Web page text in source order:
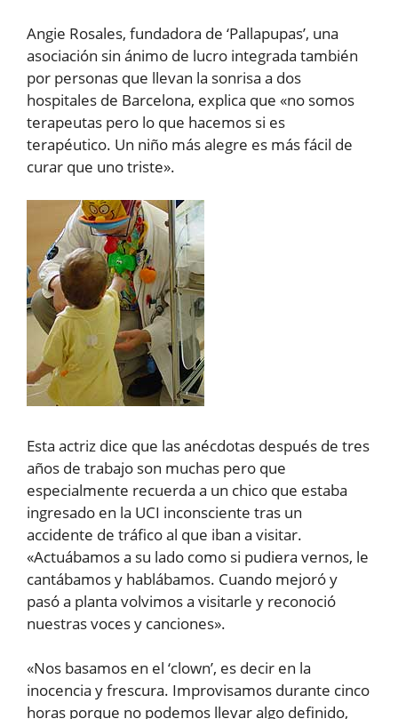
Angie Rosales, fundadora de ‘Pallapupas’, una
asociación sin ánimo de lucro integrada también
por personas que llevan la sonrisa a dos
hospitales de Barcelona, explica que «no somos
terapeutas pero lo que hacemos si es
terapéutico. Un niño más alegre es más fácil de
curar que uno triste».
Esta actriz dice que las anécdotas después de tres
años de trabajo son muchas pero que
especialmente recuerda a un chico que estaba
ingresado en la UCI inconsciente tras un
accidente de tráfico al que iban a visitar.
«Actuábamos a su lado como si pudiera vernos, le
cantábamos y hablábamos. Cuando mejoró y
pasó a planta volvimos a visitarle y reconoció
nuestras voces y canciones».
«Nos basamos en el ‘clown’, es decir en la
inocencia y frescura. Improvisamos durante cinco
horas porque no podemos llevar algo definido,